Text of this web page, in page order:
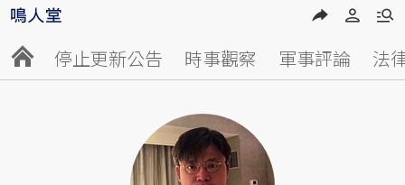
停止更新公告 時事觀察 軍事評論 法